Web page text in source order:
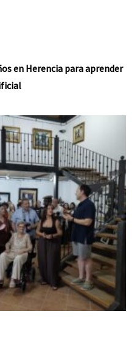
en Herencia para aprender